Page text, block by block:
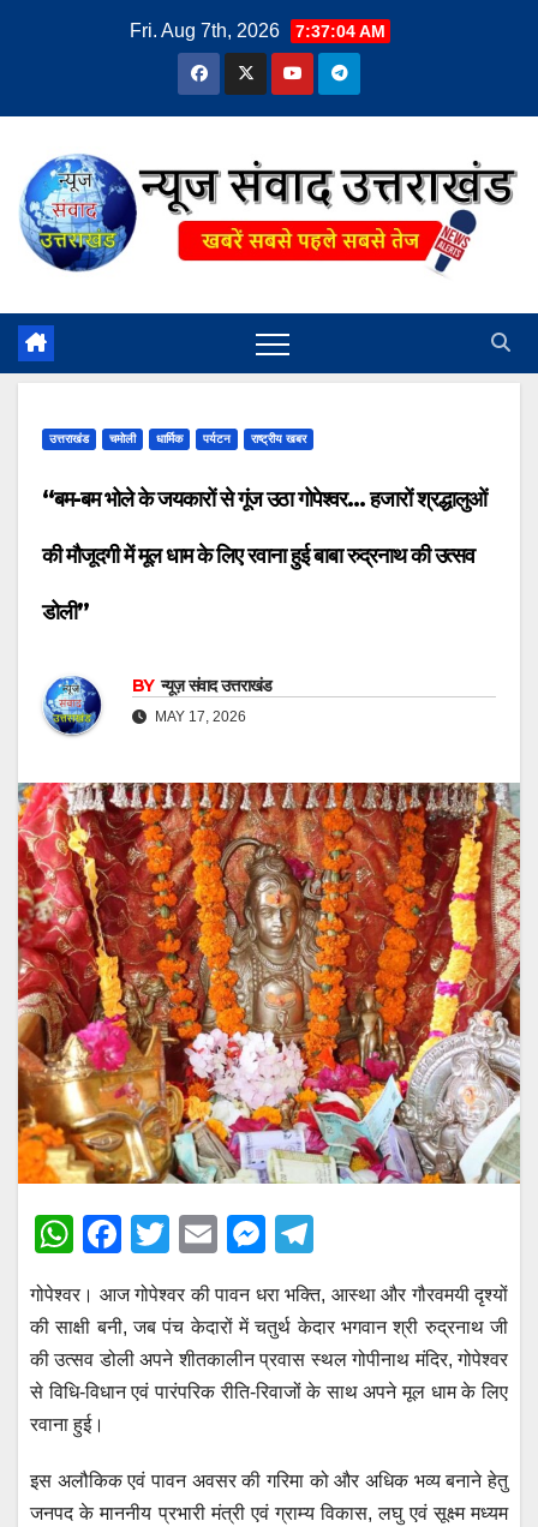
Fri. Aug 7th, 2026 7:37:05 AM
उत्तराखंड चमोली धार्मिक पर्यटन राष्ट्रीय खबर
“बम-बम भोले के जयकारों से गूंज उठा गोपेश्वर… हजारों श्रद्धालुओं
की मौजूदगी में मूल धाम के लिए रवाना हुई बाबा रुद्रनाथ की उत्सव
डोली”
BY न्यूज़ संवाद उत्तराखंड
MAY 17, 2026
W
at
s
A
p
p
F
a
c
e
b
o
k
T
wi
tt
er
E
ail
M
ss
e
n
er
e
gr
a
गोपेश्वर। आज गोपेश्वर की पावन धरा भक्ति, आस्था और गौरवमयी दृश्यों
की साक्षी बनी, जब पंच केदारों में चतुर्थ केदार भगवान श्री रुद्रनाथ जी
की उत्सव डोली अपने शीतकालीन प्रवास स्थल गोपीनाथ मंदिर, गोपेश्वर
से विधि-विधान एवं पारंपरिक रीति-रिवाजों के साथ अपने मूल धाम के लिए
रवाना हुई।
इस अलौकिक एवं पावन अवसर की गरिमा को और अधिक भव्य बनाने हेतु
जनपद के माननीय प्रभारी मंत्री एवं ग्राम्य विकास, लघु एवं सूक्ष्म मध्यम